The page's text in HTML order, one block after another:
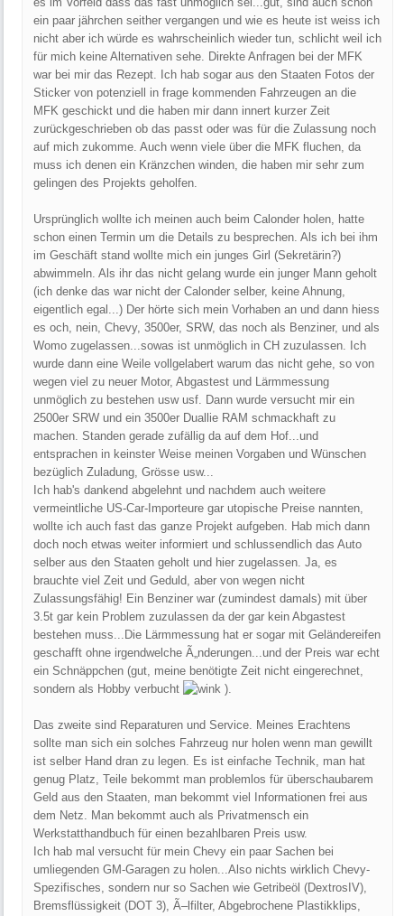
ein paar jährchen seither vergangen und wie es heute ist weiss ich
nicht aber ich würde es wahrscheinlich wieder tun, schlicht weil ich
für mich keine Alternativen sehe. Direkte Anfragen bei der MFK
war bei mir das Rezept. Ich hab sogar aus den Staaten Fotos der
Sticker von potenziell in frage kommenden Fahrzeugen an die
MFK geschickt und die haben mir dann innert kurzer Zeit
zurückgeschrieben ob das passt oder was für die Zulassung noch
auf mich zukomme. Auch wenn viele über die MFK fluchen, da
muss ich denen ein Kränzchen winden, die haben mir sehr zum
gelingen des Projekts geholfen.
Ursprünglich wollte ich meinen auch beim Calonder holen, hatte
schon einen Termin um die Details zu besprechen. Als ich bei ihm
im Geschäft stand wollte mich ein junges Girl (Sekretärin?)
abwimmeln. Als ihr das nicht gelang wurde ein junger Mann geholt
(ich denke das war nicht der Calonder selber, keine Ahnung,
eigentlich egal...) Der hörte sich mein Vorhaben an und dann hiess
es och, nein, Chevy, 3500er, SRW, das noch als Benziner, und als
Womo zugelassen...sowas ist unmöglich in CH zuzulassen. Ich
wurde dann eine Weile vollgelabert warum das nicht gehe, so von
wegen viel zu neuer Motor, Abgastest und Lärmmessung
unmöglich zu bestehen usw usf. Dann wurde versucht mir ein
2500er SRW und ein 3500er Duallie RAM schmackhaft zu
machen. Standen gerade zufällig da auf dem Hof...und
entsprachen in keinster Weise meinen Vorgaben und Wünschen
bezüglich Zuladung, Grösse usw...
Ich hab's dankend abgelehnt und nachdem auch weitere
vermeintliche US-Car-Importeure gar utopische Preise nannten,
wollte ich auch fast das ganze Projekt aufgeben. Hab mich dann
doch noch etwas weiter informiert und schlussendlich das Auto
selber aus den Staaten geholt und hier zugelassen. Ja, es
brauchte viel Zeit und Geduld, aber von wegen nicht
Zulassungsfähig! Ein Benziner war (zumindest damals) mit über
3.5t gar kein Problem zuzulassen da der gar kein Abgastest
bestehen muss...Die Lärmmessung hat er sogar mit Geländereifen
geschafft ohne irgendwelche Ã„nderungen...und der Preis war echt
ein Schnäppchen (gut, meine benötigte Zeit nicht eingerechnet,
sondern als Hobby verbucht
).
Das zweite sind Reparaturen und Service. Meines Erachtens
sollte man sich ein solches Fahrzeug nur holen wenn man gewillt
ist selber Hand dran zu legen. Es ist einfache Technik, man hat
genug Platz, Teile bekommt man problemlos für überschaubarem
Geld aus den Staaten, man bekommt viel Informationen frei aus
dem Netz. Man bekommt auch als Privatmensch ein
Werkstatthandbuch für einen bezahlbaren Preis usw.
Ich hab mal versucht für mein Chevy ein paar Sachen bei
umliegenden GM-Garagen zu holen...Also nichts wirklich Chevy-
Spezifisches, sondern nur so Sachen wie Getribeöl (DextrosIV),
Bremsflüssigkeit (DOT 3), Ã–lfilter, Abgebrochene Plastikklips,